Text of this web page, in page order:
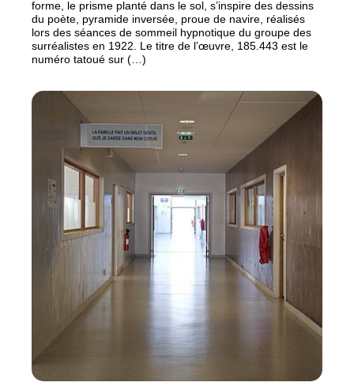
forme, le prisme planté dans le sol, s’inspire des dessins
du poète, pyramide inversée, proue de navire, réalisés
lors des séances de sommeil hypnotique du groupe des
surréalistes en 1922. Le titre de l’œuvre, 185.443 est le
numéro tatoué sur (…)